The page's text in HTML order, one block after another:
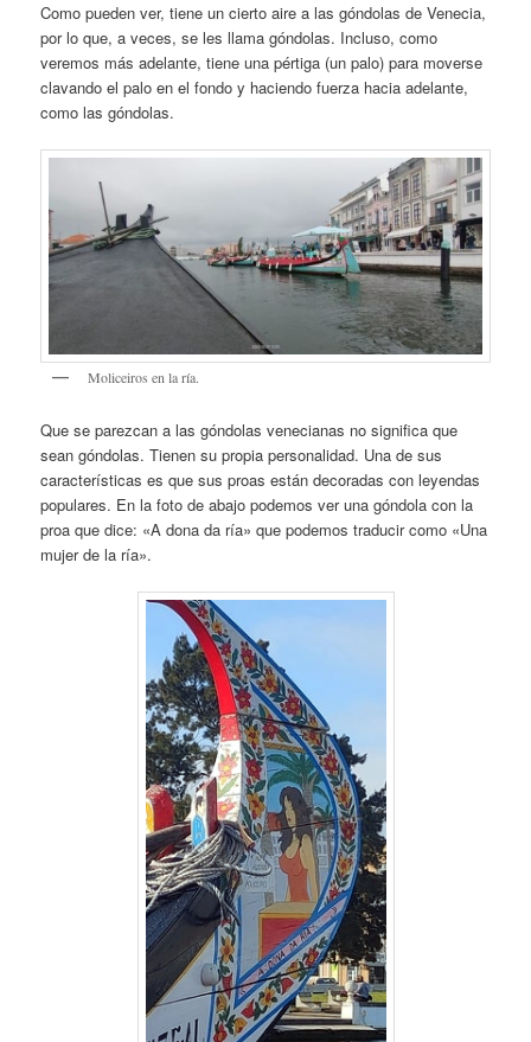
Como pueden ver, tiene un cierto aire a las góndolas de Venecia,
por lo que, a veces, se les llama góndolas. Incluso, como
veremos más adelante, tiene una pértiga (un palo) para moverse
clavando el palo en el fondo y haciendo fuerza hacia adelante,
como las góndolas.
Moliceiros en la ría.
Que se parezcan a las góndolas venecianas no significa que
sean góndolas. Tienen su propia personalidad. Una de sus
características es que sus proas están decoradas con leyendas
populares. En la foto de abajo podemos ver una góndola con la
proa que dice: «A dona da ría» que podemos traducir como «Una
mujer de la ría».